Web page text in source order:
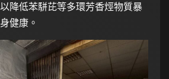
降低苯駢芘等多環芳香烴物質暴
健康。